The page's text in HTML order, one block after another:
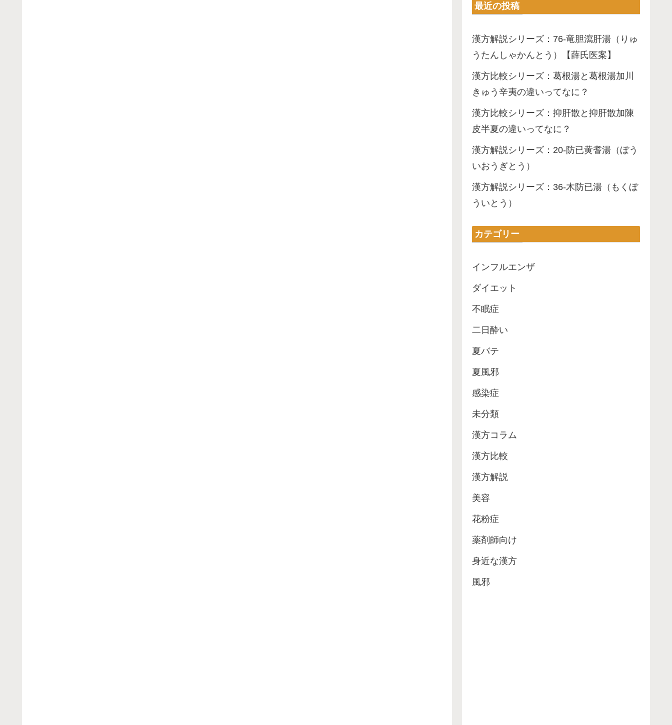
最近の投稿
漢方解説シリーズ：76-竜胆瀉肝湯（りゅ
うたんしゃかんとう）【薛氏医案】
漢方比較シリーズ：葛根湯と葛根湯加川
きゅう辛夷の違いってなに？
漢方比較シリーズ：抑肝散と抑肝散加陳
皮半夏の違いってなに？
漢方解説シリーズ：20-防已黄耆湯（ぼう
いおうぎとう）
漢方解説シリーズ：36-木防已湯（もくぼ
ういとう）
カテゴリー
インフルエンザ
ダイエット
不眠症
二日酔い
夏バテ
夏風邪
感染症
未分類
漢方コラム
漢方比較
漢方解説
美容
花粉症
薬剤師向け
身近な漢方
風邪